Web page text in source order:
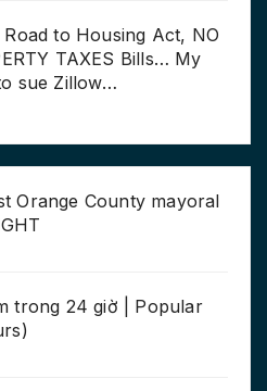
to Housing Act, NO
TAXES Bills… My
sue Zillow…
Orange County mayoral
trong 24 giờ | Popular